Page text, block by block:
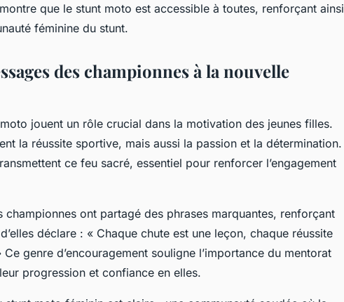
que le stunt moto est accessible à toutes, renforçant ainsi
féminine du stunt.
des championnes à la nouvelle
jouent un rôle crucial dans la motivation des jeunes filles.
la réussite sportive, mais aussi la passion et la détermination.
ce feu sacré, essentiel pour renforcer l’engagement
championnes ont partagé des phrases marquantes, renforçant
d’elles déclare : « Chaque chute est une leçon, chaque réussite
genre d’encouragement souligne l’importance du mentorat
progression et confiance en elles.